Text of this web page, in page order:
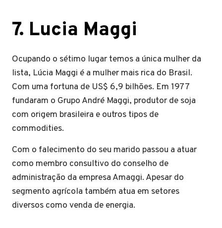
7. Lucia Maggi
Ocupando o sétimo lugar temos a única mulher da
lista, Lúcia Maggi é a mulher mais rica do Brasil.
Com uma fortuna de US$ 6,9 bilhões. Em 1977
fundaram o Grupo André Maggi, produtor de soja
com origem brasileira e outros tipos de
commodities.
Com o falecimento do seu marido passou a atuar
como membro consultivo do conselho de
administração da empresa Amaggi. Apesar do
segmento agrícola também atua em setores
diversos como venda de energia.